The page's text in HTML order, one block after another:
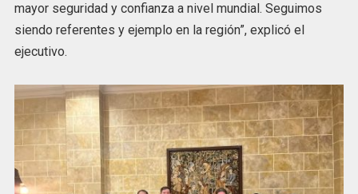
mayor seguridad y confianza a nivel mundial. Seguimos
siendo referentes y ejemplo en la región”, explicó el
ejecutivo.